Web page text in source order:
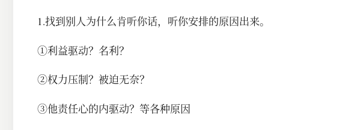
1.找到别人为什么肯听你话，听你安排的原因出来。
①利益驱动？名利？
②权力压制？被迫无奈？
③他责任心的内驱动？等各种原因